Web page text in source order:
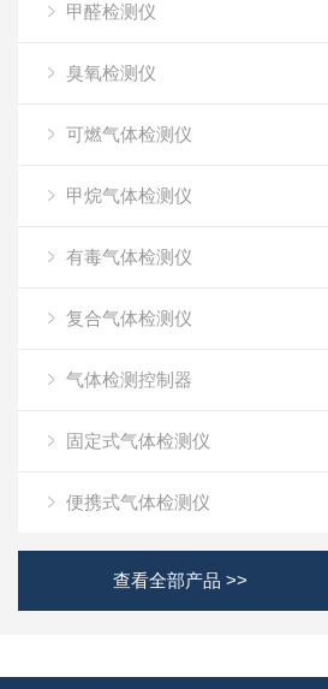
甲醛检测仪
臭氧检测仪
可燃气体检测仪
甲烷气体检测仪
有毒气体检测仪
复合气体检测仪
气体检测控制器
固定式气体检测仪
便携式气体检测仪
查看全部产品 >>